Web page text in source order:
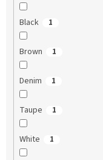
Black 1
Brown 1
Denim 1
Taupe 1
White 1